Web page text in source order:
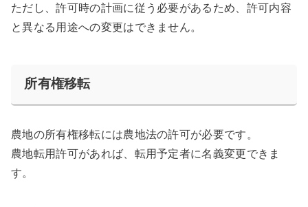
ただし、許可時の計画に従う必要があるため、許可内容
と異なる用途への変更はできません。
所有権移転
農地の所有権移転には農地法の許可が必要です。
農地転用許可があれば、転用予定者に名義変更できま
す。